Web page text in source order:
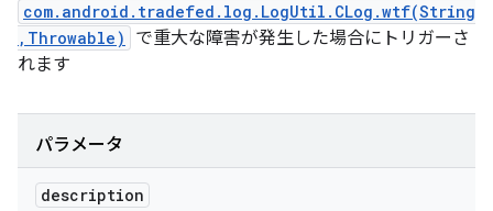
com.android.tradefed.log.LogUtil.CLog.wtf(String
,Throwable)
で重大な障害が発生した場合にトリガーさ
れます
パラメータ
description